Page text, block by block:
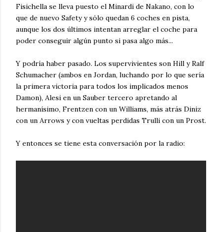
Fisichella se lleva puesto el Minardi de Nakano, con lo
que de nuevo Safety y sólo quedan 6 coches en pista,
aunque los dos últimos intentan arreglar el coche para
poder conseguir algún punto si pasa algo más...
Y podría haber pasado. Los supervivientes son Hill y Ralf
Schumacher (ambos en Jordan, luchando por lo que sería
la primera victoria para todos los implicados menos
Damon), Alesi en un Sauber tercero apretando al
hermanísimo, Frentzen con un Williams, más atrás Diniz
con un Arrows y con vueltas perdidas Trulli con un Prost.
Y entonces se tiene esta conversación por la radio: